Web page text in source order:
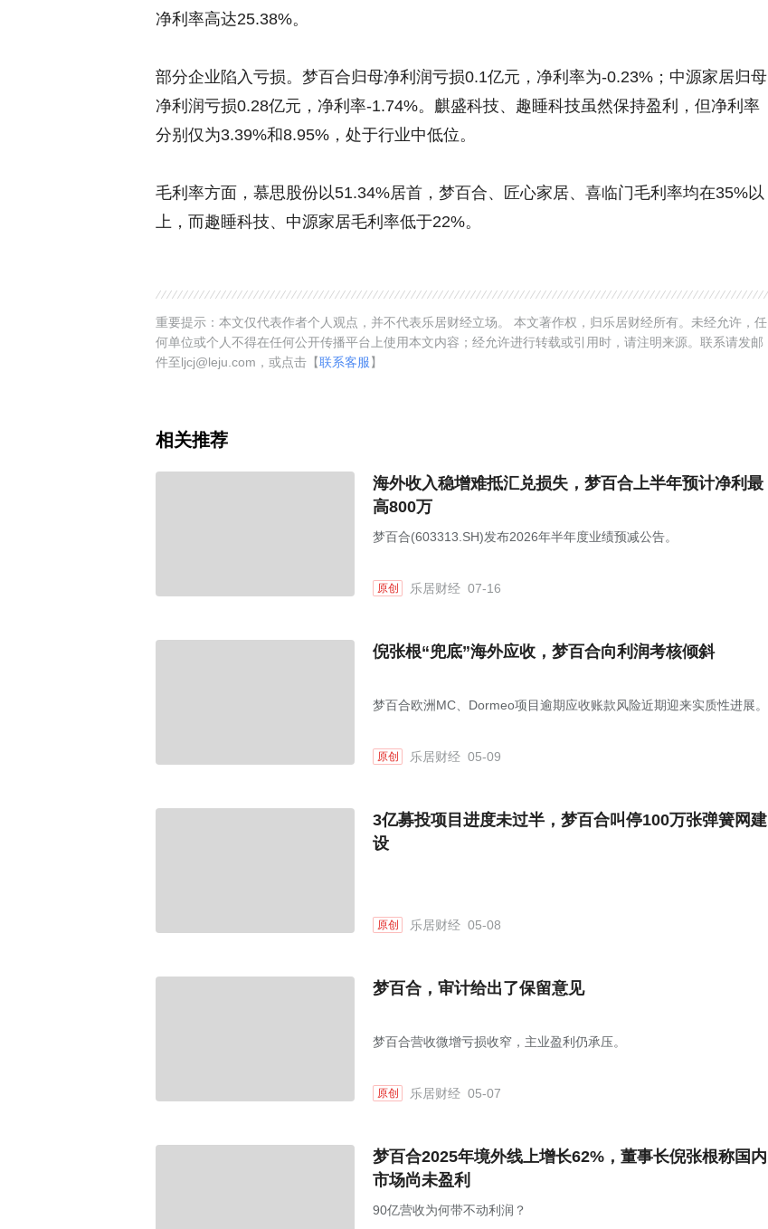
净利率高达25.38%。
部分企业陷入亏损。梦百合归母净利润亏损0.1亿元，净利率为-0.23%；中源家居归母
净利润亏损0.28亿元，净利率-1.74%。麒盛科技、趣睡科技虽然保持盈利，但净利率
分别仅为3.39%和8.95%，处于行业中低位。
毛利率方面，慕思股份以51.34%居首，梦百合、匠心家居、喜临门毛利率均在35%以
上，而趣睡科技、中源家居毛利率低于22%。
重要提示：本文仅代表作者个人观点，并不代表乐居财经立场。 本文著作权，归乐居财经所有。未经允许，任
何单位或个人不得在任何公开传播平台上使用本文内容；经允许进行转载或引用时，请注明来源。联系请发邮
件至ljcj@leju.com，或点击【联系客服】
相关推荐
海外收入稳增难抵汇兑损失，梦百合上半年预计净利最
高800万
梦百合(603313.SH)发布2026年半年度业绩预减公告。
原创 乐居财经 07-16
倪张根“兜底”海外应收，梦百合向利润考核倾斜
梦百合欧洲MC、Dormeo项目逾期应收账款风险近期迎来实质性进展。
原创 乐居财经 05-09
3亿募投项目进度未过半，梦百合叫停100万张弹簧网建
设
原创 乐居财经 05-08
梦百合，审计给出了保留意见
梦百合营收微增亏损收窄，主业盈利仍承压。
原创 乐居财经 05-07
梦百合2025年境外线上增长62%，董事长倪张根称国内
市场尚未盈利
90亿营收为何带不动利润？